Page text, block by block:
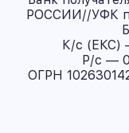
РОССИИ//УФК
К/с (ЕКС)
Р/с —
ОГРН